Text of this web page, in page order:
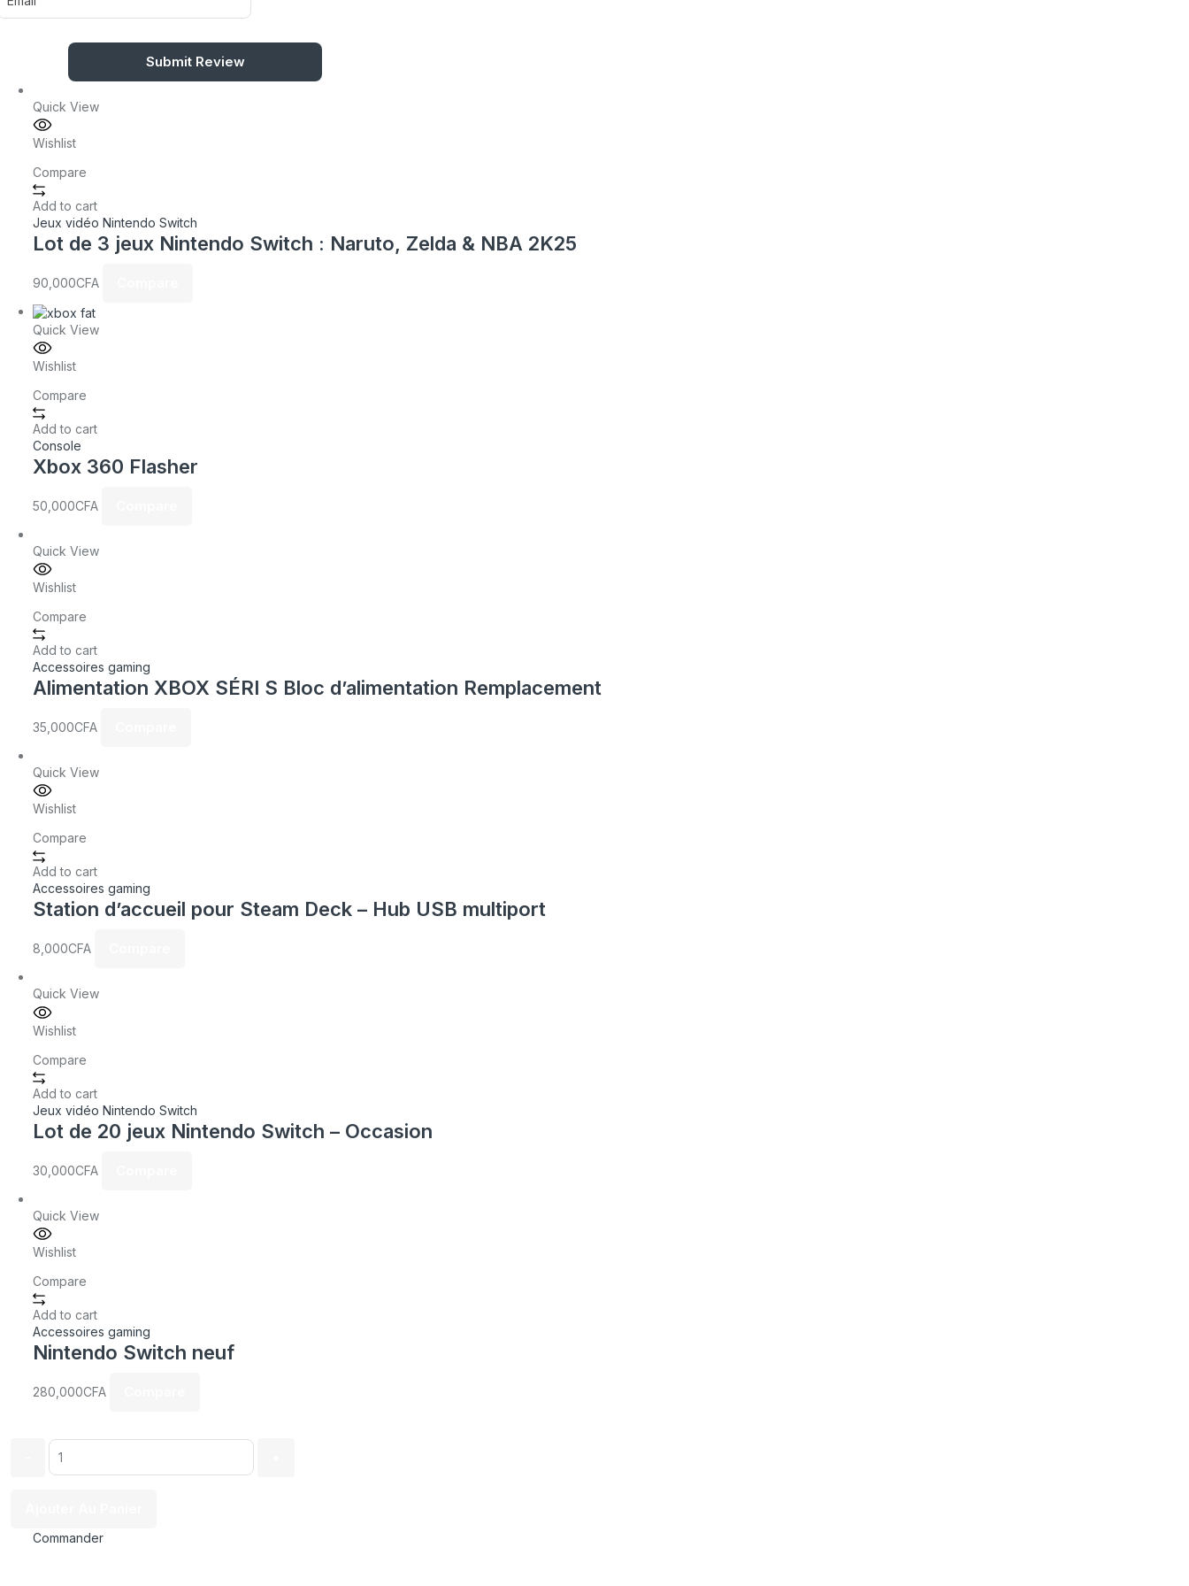
Quick View
Wishlist
Compare
Add to cart
Jeux vidéo Nintendo Switch
Lot de 3 jeux Nintendo Switch : Naruto, Zelda & NBA 2K25
90,000CFA
Quick View
Wishlist
Compare
Add to cart
Console
Xbox 360 Flasher
50,000CFA
Quick View
Wishlist
Compare
Add to cart
Accessoires gaming
Alimentation XBOX SÉRI S Bloc d’alimentation Remplacement
35,000CFA
Quick View
Wishlist
Compare
Add to cart
Accessoires gaming
Station d’accueil pour Steam Deck – Hub USB multiport
8,000CFA
Quick View
Wishlist
Compare
Add to cart
Jeux vidéo Nintendo Switch
Lot de 20 jeux Nintendo Switch – Occasion
30,000CFA
Quick View
Wishlist
Compare
Add to cart
Accessoires gaming
Nintendo Switch neuf
280,000CFA
Quantity:
Commander